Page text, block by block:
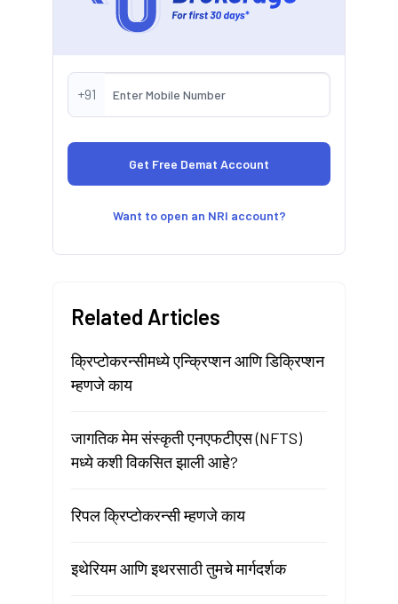
+91
Want to open an NRI account?
Related Articles
क्रिप्टोकरन्सीमध्ये एन्क्रिप्शन आणि डिक्रिप्शन
म्हणजे काय
जागतिक मेम संस्कृती एनएफटीएस (NFTS)
मध्ये कशी विकसित झाली आहे?
रिपल क्रिप्टोकरन्सी म्हणजे काय
इथेरियम आणि इथरसाठी तुमचे मार्गदर्शक